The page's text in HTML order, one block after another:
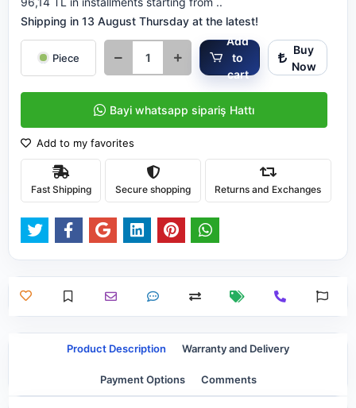
Shipping in 13 August Thursday at the latest!
Piece
Add
to
cart
Buy
Now
Bayi whatsapp sipariş Hattı
Add to my favorites
Fast Shipping Secure shopping Returns and Exchanges
Product Description Warranty and Delivery
Payment Options Comments